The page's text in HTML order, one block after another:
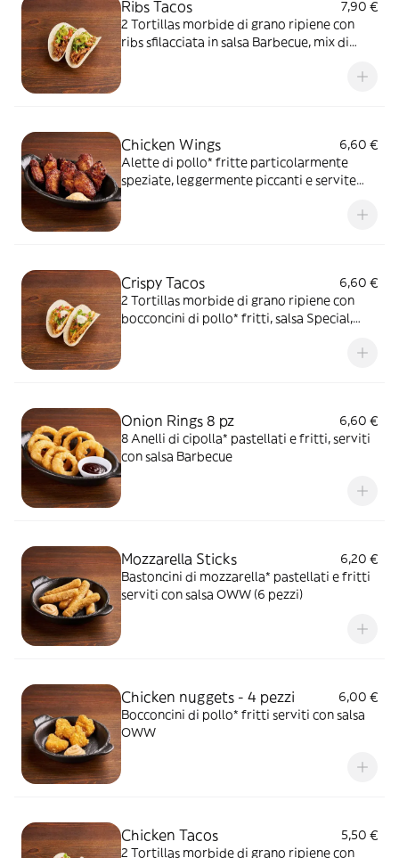
Ribs Tacos
7,90 €
2 Tortillas morbide di grano ripiene con
ribs sfilacciata in salsa Barbecue, mix di
Chicken Wings
6,60 €
Alette di pollo* fritte particolarmente
speziate, leggermente piccanti e servite
Crispy Tacos
6,60 €
2 Tortillas morbide di grano ripiene con
bocconcini di pollo* fritti, salsa Special,
Onion Rings 8 pz
6,60 €
8 Anelli di cipolla* pastellati e fritti, serviti
con salsa Barbecue
Mozzarella Sticks
6,20 €
Bastoncini di mozzarella* pastellati e fritti
serviti con salsa OWW (6 pezzi)
Chicken nuggets - 4 pezzi
6,00 €
Bocconcini di pollo* fritti serviti con salsa
OWW
Chicken Tacos
5,50 €
2 Tortillas morbide di grano ripiene con